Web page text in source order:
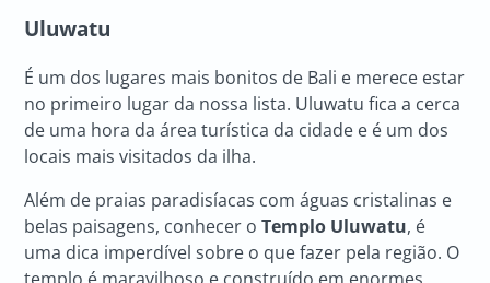
Uluwatu
É um dos lugares mais bonitos de Bali e merece estar
no primeiro lugar da nossa lista. Uluwatu fica a cerca
de uma hora da área turística da cidade e é um dos
locais mais visitados da ilha.
Além de praias paradisíacas com águas cristalinas e
belas paisagens, conhecer oTemplo Uluwatu, é
uma dica imperdível sobre o que fazer pela região. O